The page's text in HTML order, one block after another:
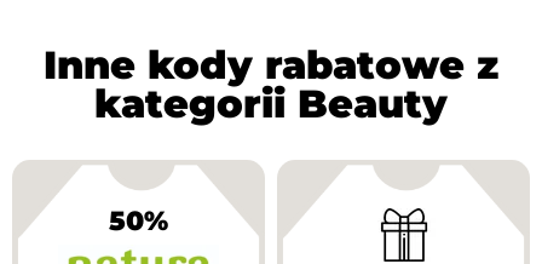
Inne kody rabatowe z
kategorii Beauty
50%